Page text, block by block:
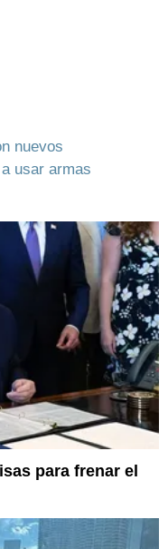
nuevos
usar armas
para frenar el